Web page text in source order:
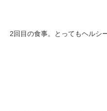
2回目の食事。とってもヘルシー